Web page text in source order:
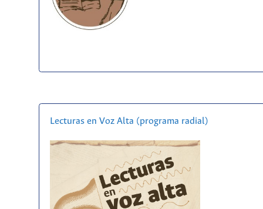
Lecturas en Voz Alta (programa radial)